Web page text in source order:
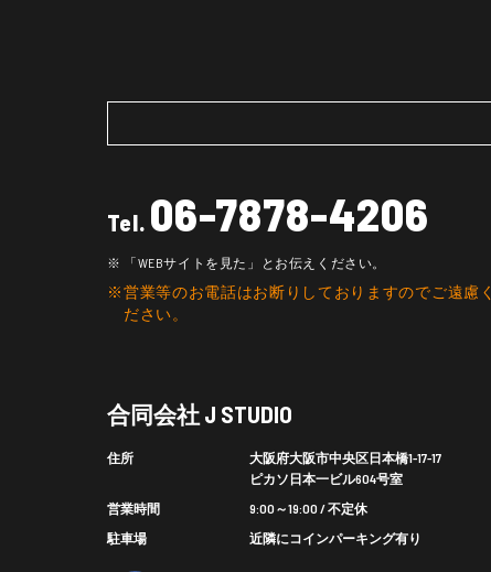
Tel. 06-7878-4206
「WEBサイトを見た」とお伝えください。
営業等のお電話はお断りしておりますのでご遠慮く
ださい。
合同会社 J STUDIO
住所
大阪府大阪市中央区日本橋1-17-17
ピカソ日本一ビル604号室
営業時間
9:00～19:00 / 不定休
駐車場
近隣にコインパーキング有り